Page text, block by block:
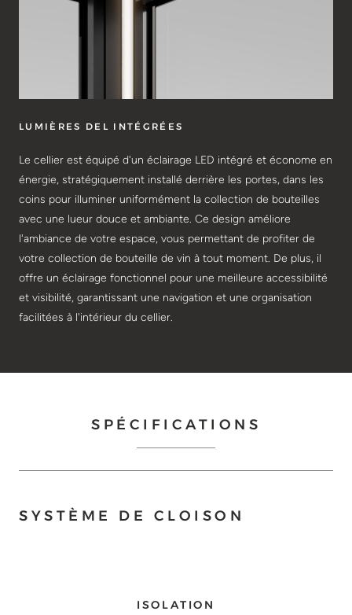
LUMIÈRES DEL INTÉGRÉES
Le cellier est équipé d'un éclairage LED intégré et économe en
énergie, stratégiquement installé derrière les portes, dans les
coins pour illuminer uniformément la collection de bouteilles
avec une lueur douce et ambiante. Ce design améliore
l'ambiance de votre espace, vous permettant de profiter de
votre collection de bouteille de vin à tout moment. De plus, il
offre un éclairage fonctionnel pour une meilleure accessibilité
et visibilité, garantissant une navigation et une organisation
facilitées à l'intérieur du cellier.
SPÉCIFICATIONS
SYSTÈME DE CLOISON
ISOLATION